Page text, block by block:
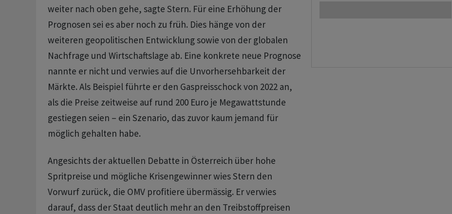
weiter nach oben gehe, sagte Stern. Für eine Erhöhung der
Prognosen sei es aber noch zu früh. Dies hänge von der
weiteren geopolitischen ​Entwicklung sowie von der globalen
Nachfrage und Wirtschaftslage ab. Eine konkrete neue Prognose
nannte ​er nicht und verwies auf die Unvorhersehbarkeit der
Märkte. Als Beispiel führte ​er den Gaspreisschock von 2022 an,
als die Preise zeitweise auf rund 200 Euro je Megawattstunde
gestiegen seien – ein Szenario, das zuvor ‌kaum jemand für
möglich gehalten habe.
Angesichts der aktuellen Debatte in Österreich über hohe
Spritpreise und mögliche Krisengewinner wies Stern den
Vorwurf zurück, die OMV profitiere übermässig. Er verwies
darauf, dass der Staat deutlich mehr an den Treibstoffpreisen